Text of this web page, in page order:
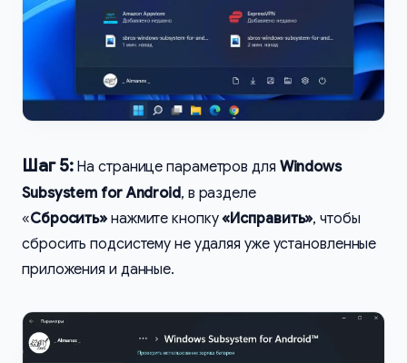
Шаг 5: На странице параметров для Windows
Subsystem for Android, в разделе
«Сбросить» нажмите кнопку«Исправить», чтобы
сбросить подсистему не удаляя уже установленные
приложения и данные.